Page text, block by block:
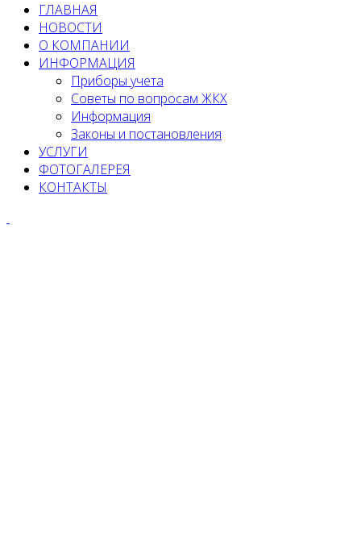
ГЛАВНАЯ
НОВОСТИ
О КОМПАНИИ
ИНФОРМАЦИЯ
Приборы учета
Советы по вопросам ЖКХ
Информация
Законы и постановления
УСЛУГИ
ФОТОГАЛЕРЕЯ
КОНТАКТЫ